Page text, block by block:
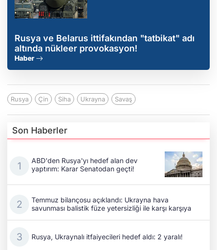
Rusya ve Belarus ittifakından "tatbikat" adı
altında nükleer provokasyon!
Haber
Rusya Çin Siha Ukrayna Savaş
Son Haberler
ABD'den Rusya'yı hedef alan dev
yaptırım: Karar Senatodan geçti!
Temmuz bilançosu açıklandı: Ukrayna hava
savunması balistik füze yetersizliği ile karşı karşıya
Rusya, Ukraynalı itfaiyecileri hedef aldı: 2 yaralı!